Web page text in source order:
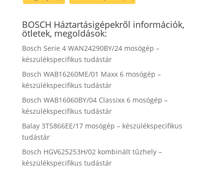
BOSCH Háztartásigépekről információk,
ötletek, megoldások:
Bosch Serie 4 WAN24290BY/24 mosógép –
készülékspecifikus tudástár
Bosch WAB16260ME/01 Maxx 6 mosógép –
készülékspecifikus tudástár
Bosch WAB16060BY/04 Classixx 6 mosógép –
készülékspecifikus tudástár
Balay 3TS866EE/17 mosógép – készülékspecifikus
tudástár
Bosch HGV625253H/02 kombinált tűzhely –
készülékspecifikus tudástár